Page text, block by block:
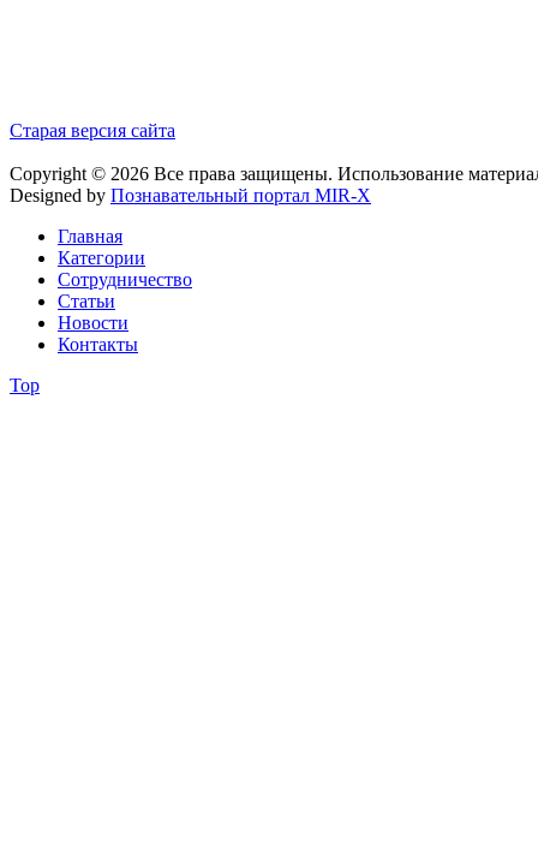
Старая версия сайта
Copyright © 2026 Все права защищены. Использование
Designed by Познавательный портал MIR-X
Главная
Категории
Сотрудничество
Статьи
Новости
Контакты
Top